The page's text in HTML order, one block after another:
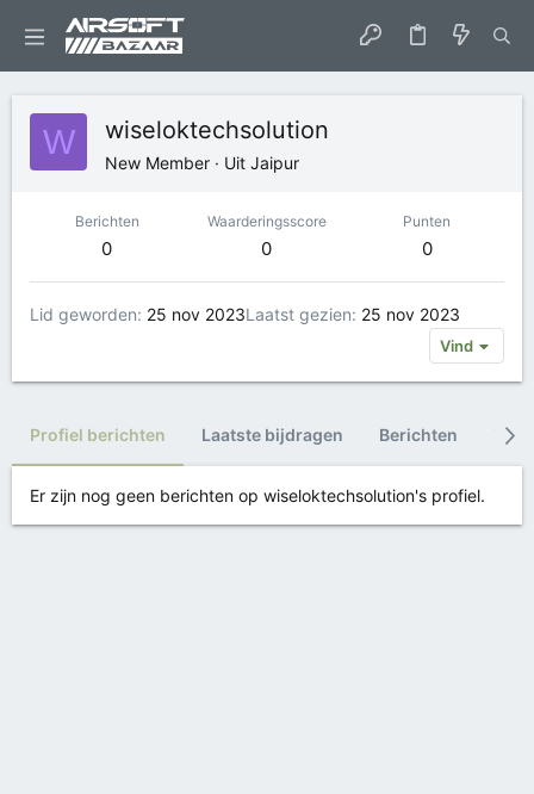
W wiseloktechsolution
New Member · Uit Jaipur
Berichten
0
Waarderingsscore
0
Punten
0
Lid geworden 25 nov 2023Laatst gezien 25 nov 2023
Vind
Profiel berichten Laatste bijdragen Berichten
Er zijn nog geen berichten op wiseloktechsolution's profiel.